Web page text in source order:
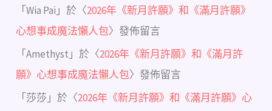
「Wia Pai 」於〈2026年《新月許願》和《滿月許願》
心想事成魔法懶人包〉發佈留言
「Amethyst 」於〈2026年《新月許願》和《滿月許
願》心想事成魔法懶人包〉發佈留言
「 莎莎 」於〈2026年《新月許願》和《滿月許願》心